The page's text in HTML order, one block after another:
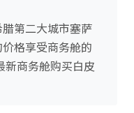
第二大城市塞萨
格享受商务舱的
新商务舱购买白皮